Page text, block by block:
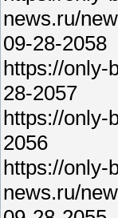
news.ru/
09-28-2058
https://only-
28-2057
https://only-
2056
https://only-
news.ru/